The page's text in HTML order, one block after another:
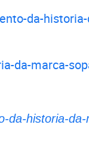
da-
da-marca-
da-historia-